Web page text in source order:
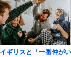
イギリスと「一番仲がい